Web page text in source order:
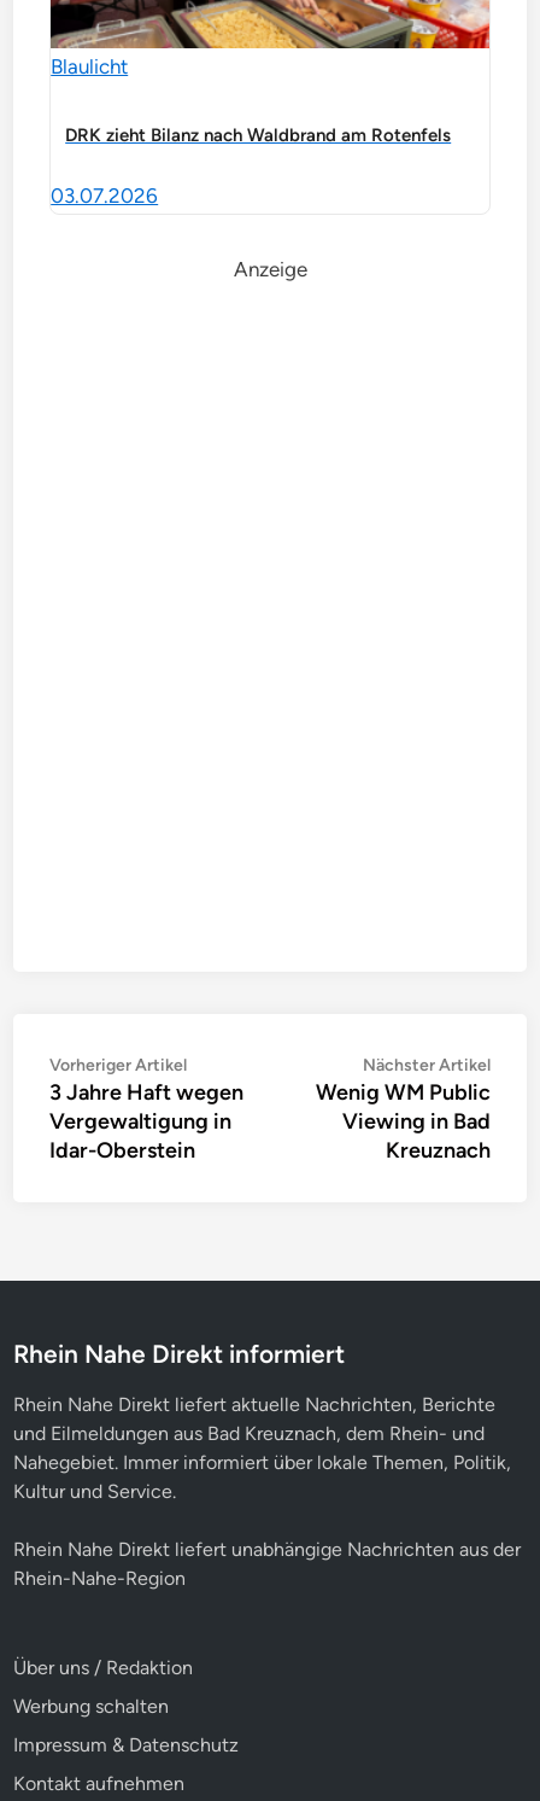
Blaulicht
DRK zieht Bilanz nach Waldbrand am Rotenfels
03.07.2026
Anzeige
Beitragsnavigation
Vorheriger ArtikelVorheriger
Artikel:
3 Jahre Haft wegen
Vergewaltigung in
Idar-Oberstein
Nächster Artikel
Wenig WM Public
Viewing in Bad
Kreuznach
Rhein Nahe Direkt informiert
Rhein Nahe Direkt liefert aktuelle Nachrichten, Berichte
und Eilmeldungen aus Bad Kreuznach, dem Rhein- und
Nahegebiet. Immer informiert über lokale Themen, Politik,
Kultur und Service.
Rhein Nahe Direkt liefert unabhängige Nachrichten aus der
Rhein-Nahe-Region
Über uns / Redaktion
Werbung schalten
Impressum & Datenschutz
Kontakt aufnehmen